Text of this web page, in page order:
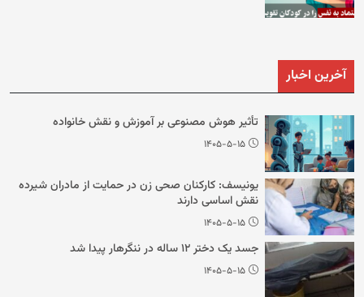
آخرین اخبار
تأثیر هوش مصنوعی بر آموزش و نقش خانواده
۱۴۰۵-۵-۱۵
یونیسف: کارکنان صحی زن در حمایت از مادران شیرده
نقش اساسی دارند
۱۴۰۵-۵-۱۵
جسد یک دختر ۱۲ ساله در ننگرهار پیدا شد
۱۴۰۵-۵-۱۵